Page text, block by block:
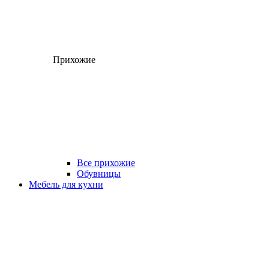
Прихожие
Все прихожие
Обувницы
Мебель для кухни